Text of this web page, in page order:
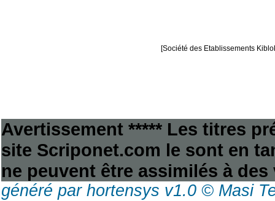
[Société des Etablissements
Avertissement ***** Les titres
site Scriponet.com le sont en
ne peuvent être assimilés à
généré par hortensys v1.0 © Masi